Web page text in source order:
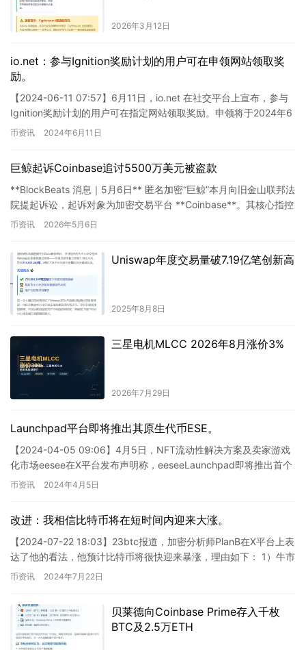
2026年3月12日
io.net：参与Ignition奖励计划的用户可在申领网站领取奖
励。
【2024-06-11 07:57】6月11日，io.net 在社交平台上宣布，参与
Ignition奖励计划的用户可在指定网站领取奖励。申领将于2024年6
月11日19:00开始，…
币资讯 2024年6月11日
巨鲸起诉Coinbase追讨5500万美元被盗款
**BlockBeats 消息｜5月6日** 匿名加密“巨鲸”本月向旧金山联邦法
院提起诉讼，起诉对象为加密交易平台 **Coinbase**。其核心指控
是：Coinbase **拒…
币资讯 2026年5月6日
Uniswap年度交易量破7.19亿笔创新高
2025年8月8日
三星电机MLCC 2026年8月涨价3%
2026年7月29日
Launchpad平台即将推出其原生代币ESE。
【2024-04-05 09:06】4月5日，NFT流动性解决方案及卖家游戏
化市场eesee在X平台发布声明称，eeseeLaunchpad即将推出首个
代币ESE，参与者需要通过K…
币资讯 2024年4月5日
改进：我相信比特币将在短时间内迎来大涨。
【2024-07-22 18:03】23btc报道，加密分析师PlanB在X平台上表
达了他的看法，他预计比特币将很快迎来暴涨，理由如下： 1）牛市
的序幕才刚刚拉开2）根据S2F模型…
币资讯 2024年7月22日
贝莱德向Coinbase Prime存入千枚
BTC及2.5万ETH